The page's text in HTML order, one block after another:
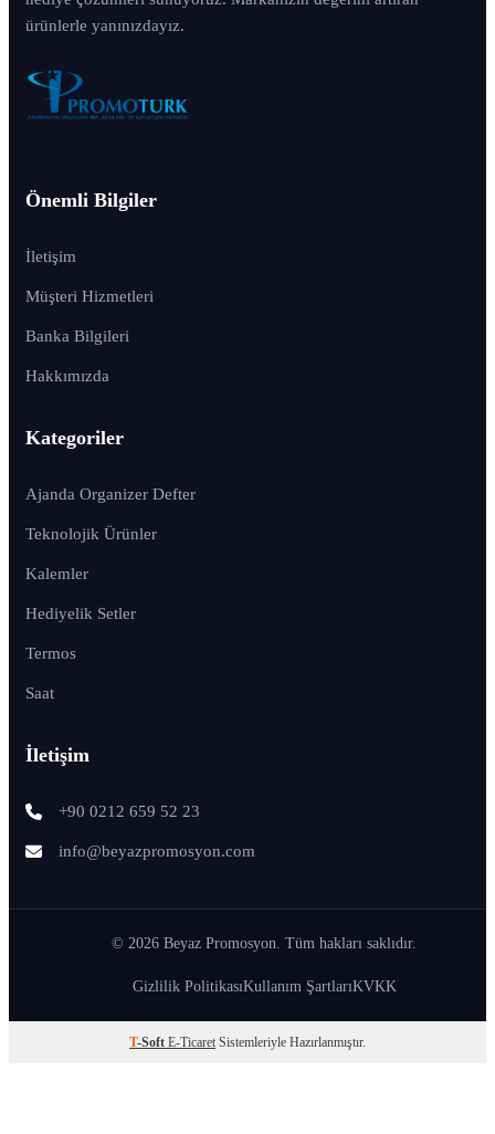
ürünlerle yanınızdayız.
Önemli Bilgiler
İletişim
Müşteri Hizmetleri
Banka Bilgileri
Hakkımızda
Kategoriler
Ajanda Organizer Defter
Teknolojik Ürünler
Kalemler
Hediyelik Setler
Termos
Saat
İletişim
+90 0212 659 52 23
info@beyazpromosyon.com
© 2026 Beyaz Promosyon. Tüm hakları saklıdır.
Gizlilik PolitikasıKullanım ŞartlarıKVKK
T-Soft E-Ticaret Sistemleriyle Hazırlanmıştır.